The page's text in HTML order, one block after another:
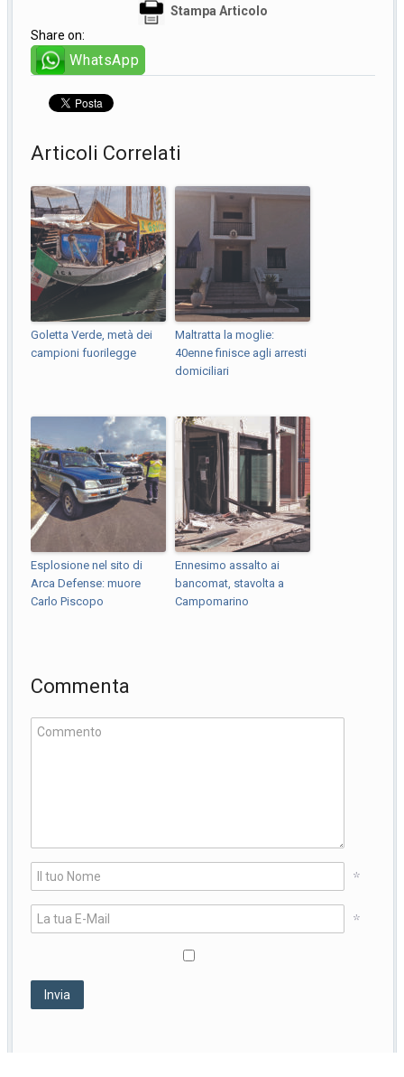
Stampa Articolo
Share on:
WhatsApp
Articoli Correlati
Goletta Verde, metà dei
campioni fuorilegge
Maltratta la moglie:
40enne finisce agli arresti
domiciliari
Esplosione nel sito di
Arca Defense: muore
Carlo Piscopo
Ennesimo assalto ai
bancomat, stavolta a
Campomarino
Commenta
*
*